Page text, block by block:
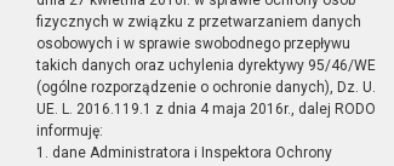
fizycznych w związku z przetwarzaniem danych
osobowych i w sprawie swobodnego przepływu
takich danych oraz uchylenia dyrektywy 95/46/WE
(ogólne rozporządzenie o ochronie danych), Dz. U.
UE. L. 2016.119.1 z dnia 4 maja 2016r., dalej RODO
informuję:
1. dane Administratora i Inspektora Ochrony